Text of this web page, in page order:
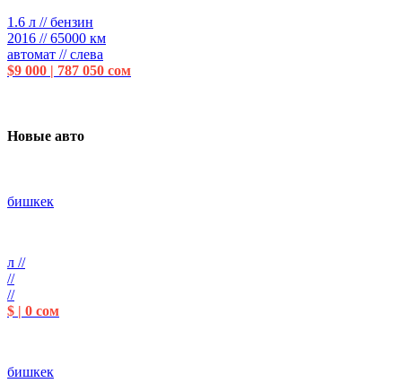
1.6 л // бензин
2016 // 65000 км
автомат // слева
$9 000 | 787 050 сом
Новые авто
бишкек
л //
//
//
$ | 0 сом
бишкек